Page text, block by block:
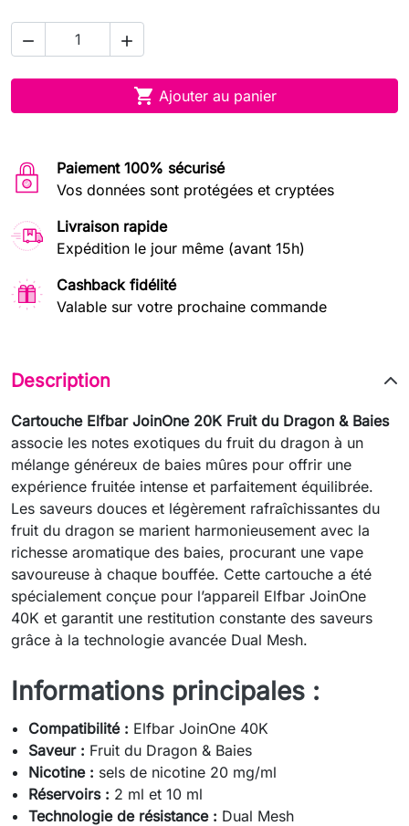
 
 Ajouter au panier
Paiement 100% sécurisé
Vos données sont protégées et cryptées
Livraison rapide
Expédition le jour même (avant 15h)
Cashback fidélité
Valable sur votre prochaine commande
Description
Cartouche Elfbar JoinOne 20K Fruit du Dragon & Baies
associe les notes exotiques du fruit du dragon à un
mélange généreux de baies mûres pour offrir une
expérience fruitée intense et parfaitement équilibrée.
Les saveurs douces et légèrement rafraîchissantes du
fruit du dragon se marient harmonieusement avec la
richesse aromatique des baies, procurant une vape
savoureuse à chaque bouffée. Cette cartouche a été
spécialement conçue pour l’appareil Elfbar JoinOne
40K et garantit une restitution constante des saveurs
grâce à la technologie avancée Dual Mesh.
Informations principales :
Compatibilité : Elfbar JoinOne 40K
Saveur : Fruit du Dragon & Baies
Nicotine : sels de nicotine 20 mg/ml
Réservoirs : 2 ml et 10 ml
Technologie de résistance : Dual Mesh